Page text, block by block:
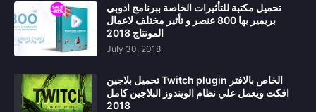
تحميل مكتبة للتأثيرات الخاصة ببرنامج ادوبي
بريمير بها 800 عنصر و تأثير مختلف لاعمال
المونتاج 2018
July 30, 2018
تحميل بلاجين Twitch plugin الخاص بالافتر
افكت ويعمل علي نظام الويندوز البلاجين كامل
2018